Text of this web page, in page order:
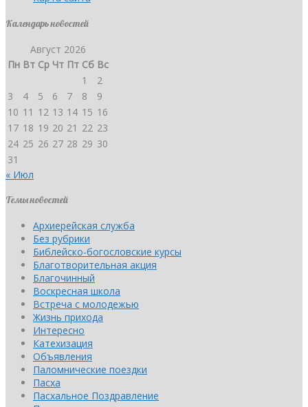
Календарь новостей
Август 2026
Пн Вт Ср Чт Пт Сб Вс
1
2
3
4 5 6 7 8
9
10 11 12 13 14 15 16
17 18 19 20 21 22 23
24 25 26 27 28 29 30
31
« Июл
Темы новостей
Архиерейская служба
Без рубрики
Библейско-богословские курсы
Благотворительная акция
Благочинный
Воскресная школа
Встреча с молодежью
Жизнь прихода
Интересно
Катехизация
Объявления
Паломнические поездки
Пасха
Пасхальное Поздравление